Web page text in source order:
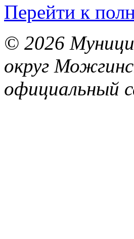
Перейти к
© 2026
округ
официальный